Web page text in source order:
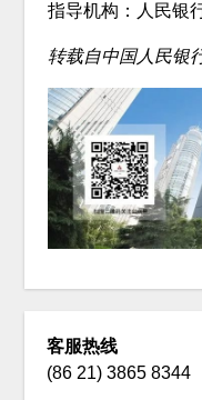
指导机构：人民银
转载自中国人民银
客服热线
(86 21) 3865 8344